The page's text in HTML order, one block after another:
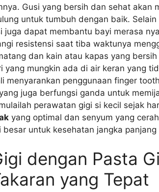
Gusi yang bersih dan sehat akan
untuk tumbuh dengan baik.
juga dapat membantu bayi merasa
resistensi saat tiba waktunya
dan kain atau kapas yang
yang mungkin ada di air keran yang
menyarankan penggunaan finger
juga berfungsi ganda untuk
perawatan gigi si kecil sejak
yang optimal dan senyum yang
untuk kesehatan jangka panjang
dengan Pasta
yang Tepat